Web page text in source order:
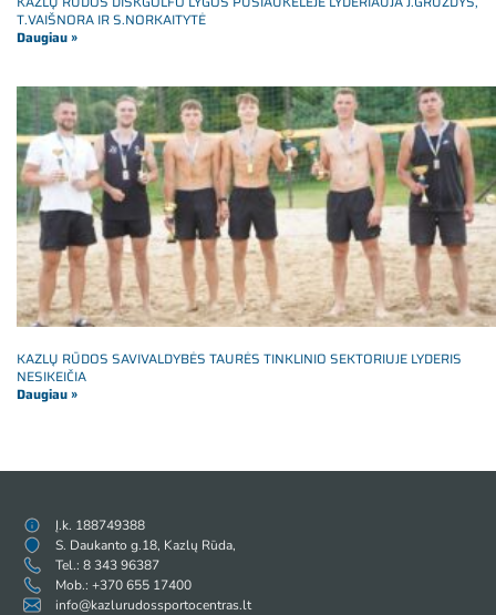
T.VAIŠNORA IR S.NORKAITYTĖ
Daugiau »
KAZLŲ RŪDOS SAVIVALDYBĖS TAURĖS TINKLINIO SEKTORIUJE LYDERIS
NESIKEIČIA
Daugiau »
Į.k. 188749388
S. Daukanto g.18, Kazlų Rūda,
Tel.: 8 343 96387
Mob.: +370 655 17400
info@kazlurudossportocentras.lt